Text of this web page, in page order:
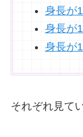
身長が
身長が
身長が
それぞれ見て